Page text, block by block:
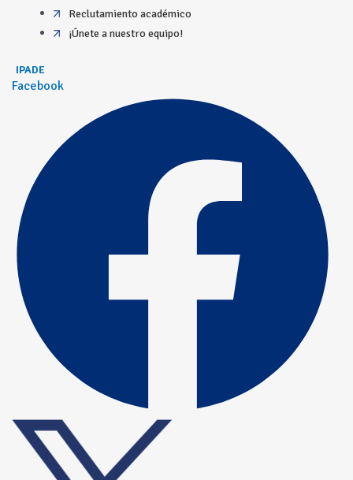
Reclutamiento académico
¡Únete a nuestro equipo!
IPADE
Facebook